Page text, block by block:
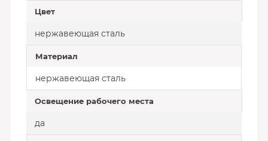
Цвет
нержавеющая сталь
Материал
нержавеющая сталь
Освещение рабочего места
да